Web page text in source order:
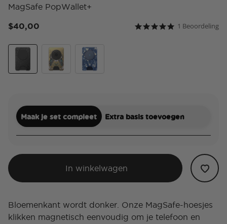
MagSafe PopWallet+
4,4 van 5
5.0 star rating1 Beoordeling
$40,00
Maak je set compleet Extra basis toevoegen
In winkelwagen
Bloemenkant wordt donker. Onze MagSafe-hoesjes
klikken magnetisch eenvoudig om je telefoon en